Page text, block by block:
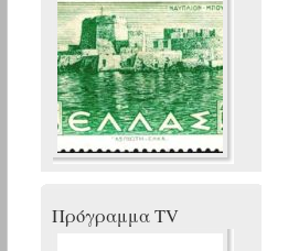
Πρόγραμμα TV